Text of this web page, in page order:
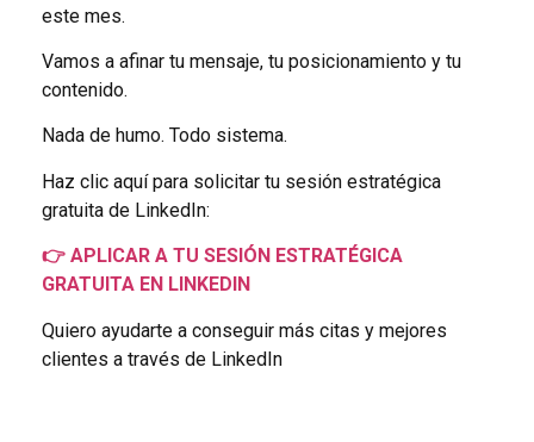
este mes.
Vamos a afinar tu mensaje, tu posicionamiento y tu
contenido.
Nada de humo. Todo sistema.
Haz clic aquí para solicitar tu sesión estratégica
gratuita de LinkedIn:
👉 APLICAR A TU SESIÓN ESTRATÉGICA
GRATUITA EN LINKEDIN
Quiero ayudarte a conseguir más citas y mejores
clientes a través de LinkedIn